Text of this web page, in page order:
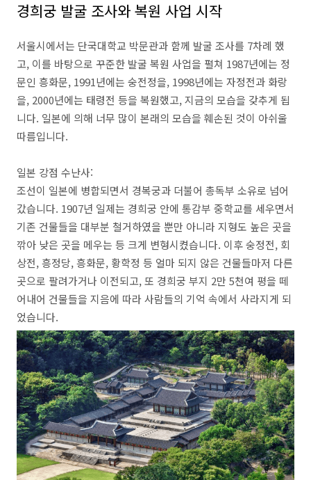
경희궁 발굴 조사와 복원 사업 시작
서울시에서는 단국대학교 박문관과 함께 발굴 조사를 7차례 했
고, 이를 바탕으로 꾸준한 발굴 복원 사업을 펼쳐 1987년에는 정
문인 흥화문, 1991년에는 숭전정을, 1998년에는 자정전과 화랑
을, 2000년에는 태령전 등을 복원했고, 지금의 모습을 갖추게 됩
니다. 일본에 의해 너무 많이 본래의 모습을 훼손된 것이 아쉬울
따름입니다.
일본 강점 수난사:
조선이 일본에 병합되면서 경복궁과 더불어 총독부 소유로 넘어
갔습니다. 1907년 일제는 경희궁 안에 통감부 중학교를 세우면서
기존 건물들을 대부분 철거하였을 뿐만 아니라 지형도 높은 곳을
깎아 낮은 곳을 메우는 등 크게 변형시켰습니다. 이후 숭정전, 회
상전, 흥정당, 흥화문, 황학정 등 얼마 되지 않은 건물들마저 다른
곳으로 팔려가거나 이전되고, 또 경희궁 부지 2만 5천여 평을 떼
어내어 건물들을 지음에 따라 사람들의 기억 속에서 사라지게 되
었습니다.